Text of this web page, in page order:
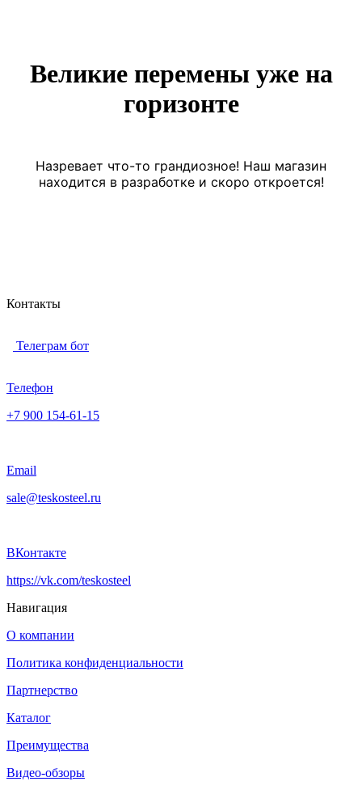
Великие перемены уже на
горизонте
Назревает что-то грандиозное! Наш магазин
находится в разработке и скоро откроется!
Контакты
Телеграм бот
Телефон
+7 900 154-61-15
Email
sale@teskosteel.ru
ВКонтакте
https://vk.com/teskosteel
Навигация
О компании
Политика конфиденциальности
Партнерство
Каталог
Преимущества
Видео-обзоры